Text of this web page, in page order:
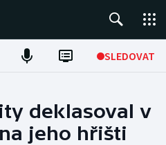
SLEDOVAT
deklasoval v
jeho hřišti